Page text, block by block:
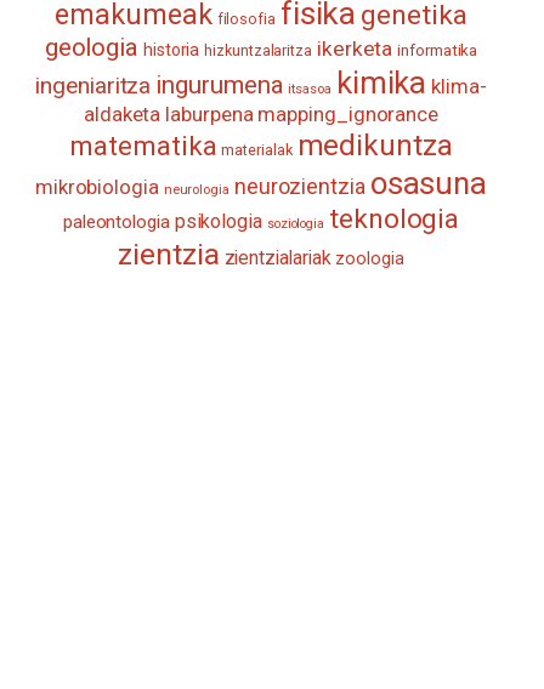
emakumeak filosofia fisika genetika
geologia historia hizkuntzalaritza ikerketa informatika
ingeniaritza ingurumena itsasoa kimika klima-
aldaketa laburpena mapping_ignorance
matematika materialak medikuntza
mikrobiologia neurologia neurozientzia osasuna
paleontologia psikologia soziologia teknologia
zientzia zientzialariak zoologia